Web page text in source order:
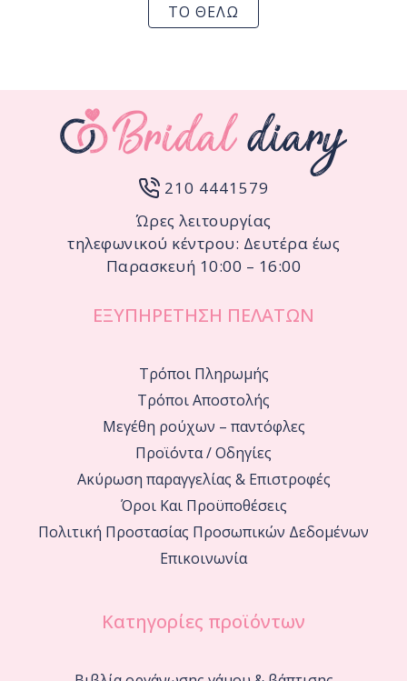
ΤΟ ΘΕΛΩ
210 4441579
Ώρες λειτουργίας
τηλεφωνικού κέντρου: Δευτέρα έως
Παρασκευή 10:00 – 16:00
ΕΞΥΠΗΡΕΤΗΣΗ ΠΕΛΑΤΩΝ
Τρόποι Πληρωμής
Τρόποι Αποστολής
Μεγέθη ρούχων – παντόφλες
Προϊόντα / Οδηγίες
Ακύρωση παραγγελίας & Επιστροφές
Όροι Και Προϋποθέσεις
Πολιτική Προστασίας Προσωπικών Δεδομένων
Επικοινωνία
Κατηγορίες προϊόντων